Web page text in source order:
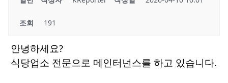
조회 191
안녕하세요?
식당업소 전문으로 메인터넌스를 하고 있습니다.